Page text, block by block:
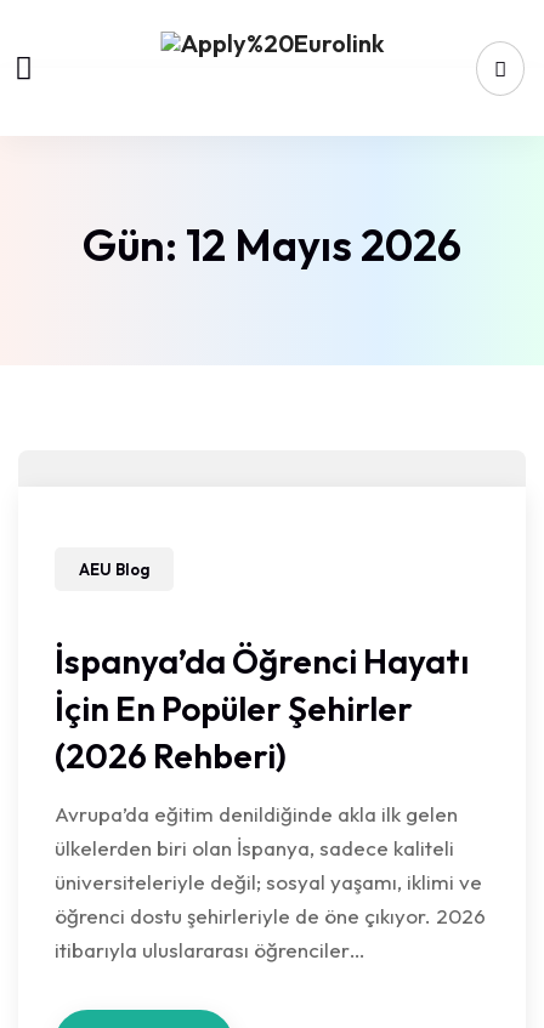
Gün: 12 Mayıs 2026
AEU Blog
İspanya’da Öğrenci Hayatı
İçin En Popüler Şehirler
(2026 Rehberi)
Avrupa’da eğitim denildiğinde akla ilk gelen
ülkelerden biri olan İspanya, sadece kaliteli
üniversiteleriyle değil; sosyal yaşamı, iklimi ve
öğrenci dostu şehirleriyle de öne çıkıyor. 2026
itibarıyla uluslararası öğrenciler…